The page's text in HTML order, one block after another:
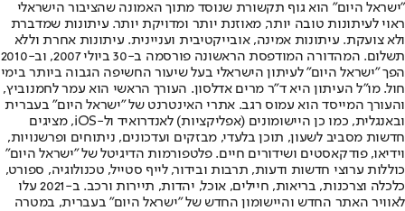
"ישראל היום" הוא גוף תקשורת שנוסד מתוך האמונה שהציבור הישראלי
ראוי לעיתונות טובה יותר, מאוזנת יותר ומדויקת יותר. עיתונות שמדברת
ולא צועקת. עיתונות אמינה, אובייקטיבית ועניינית. עיתונות אחרת וללא
תשלום. המהדורה המודפסת הראשונה פורסמה ב-30 ביולי 2007, וב-2010
הפך "ישראל היום" לעיתון הישראלי בעל שיעור החשיפה הגבוה ביותר בימי
חול. מו"ל העיתון היא ד"ר מרים אדלסון. העורך הראשי הוא עמר לחמנוביץ,
והעורך המייסד הוא עמוס רגב. אתרי האינטרנט של "ישראל היום" בעברית
ובאנגלית, כמו כן היישומונים (אפליקציות) לאנדרואיד ול-iOS, מציגים
חדשות מסביב לשעון, תוכן בלעדי, מבזקים ועדכונים, ניתוחים ופרשנויות,
וידיאו, פודקאסטים ושידורים חיים. פלטפורמות הדיגיטל של "ישראל היום"
כוללות ערוצי חדשות ודעות, תרבות ובידור, לייף סטייל, טכנולוגיה, ספורט,
כלכלה וצרכנות, בריאות, חיילים, אוכל, יהדות, תיירות ורכב. ב-2021 עלו
לאוויר האתר החדש והיישומון החדש של "ישראל היום" בעברית, במטרה